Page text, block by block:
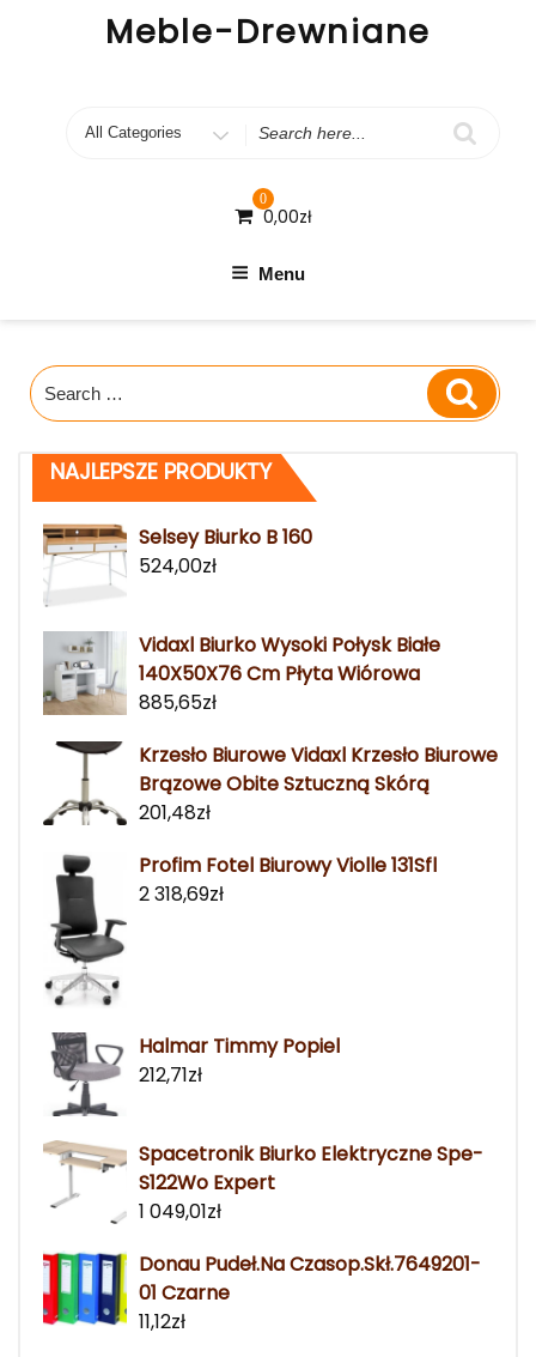
Meble-Drewniane
Search
0
0,00zł
Menu
Search
for:
Search
NAJLEPSZE PRODUKTY
Selsey Biurko B 160
524,00zł
Vidaxl Biurko Wysoki Połysk Białe
140X50X76 Cm Płyta Wiórowa
885,65zł
Krzesło Biurowe Vidaxl Krzesło Biurowe
Brązowe Obite Sztuczną Skórą
201,48zł
Profim Fotel Biurowy Violle 131Sfl
2 318,69zł
Halmar Timmy Popiel
212,71zł
Spacetronik Biurko Elektryczne Spe-
S122Wo Expert
1 049,01zł
Donau Pudeł.Na Czasop.Skł.7649201-
01 Czarne
11,12zł